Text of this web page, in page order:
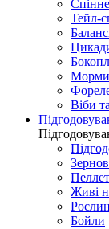
Тейл-
Віби
Живі
Бойли